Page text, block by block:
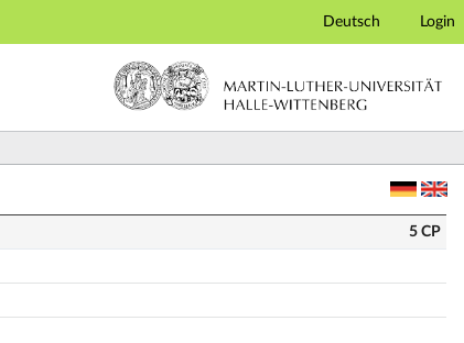
Deutsch Login
5 CP